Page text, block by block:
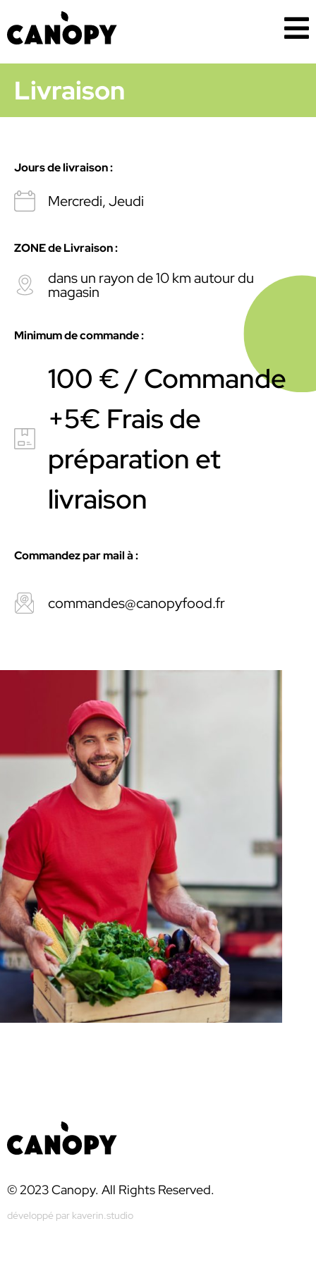
Livraison
Jours de livraison :
Mercredi, Jeudi
ZONE de Livraison :
dans un rayon de 10 km autour du
magasin
Minimum de commande :
100 € / Commande
+5€ Frais de
préparation et
livraison
Commandez par mail à :
commandes@canopyfood.fr
© 2023 Canopy. All Rights Reserved.
développé par kaverin.studio